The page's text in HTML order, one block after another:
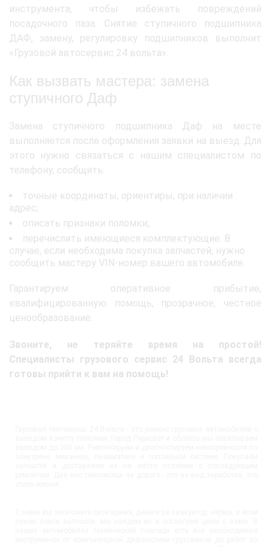
инструмента, чтобы избежать повреждений
посадочного паза. Снятие ступичного подшипника
ДАФ, замену, регулировку подшипников выполнит
«Грузовой автосервис 24 вольта».
Как вызвать мастера: замена
ступичного Даф
Замена ступичного подшипника Даф на месте
выполняется после оформления заявки на выезд. Для
этого нужно связаться с нашим специалистом по
телефону, сообщить:
точные координаты, ориентиры, при наличии
адрес;
описать признаки поломки;
перечислить имеющиеся комплектующие. В
случае, если необходима покупка запчастей, нужно
сообщить мастеру VIN-номер вашего автомобиля.
Гарантируем оперативное прибытие,
квалифицированную помощь, прозрачное, честное
ценообразование.
Звоните, не теряйте время на простой!
Специалисты грузового сервис 24 Вольта всегда
готовы прийти к вам на помощь!